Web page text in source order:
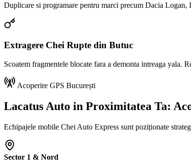
Duplicare si programare pentru marci precum Dacia
Extragere Chei Rupte din Butuc
Scoatem fragmentele blocate fara a demonta intreaga yala.
Acoperire GPS București
Lacatus Auto in Proximitatea Ta:
Echipajele mobile Chei Auto Express sunt poziționate
Sector 1 & Nord